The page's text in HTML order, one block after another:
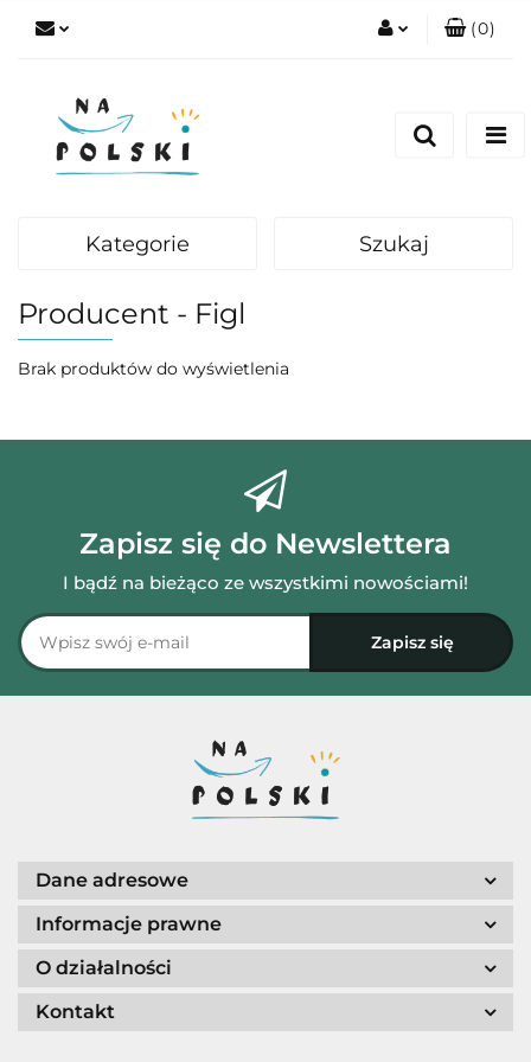
(0)
Kategorie Szukaj
Producent - Figl
Brak produktów do wyświetlenia
Zapisz się do Newslettera
I bądź na bieżąco ze wszystkimi nowościami!
Dane adresowe
Informacje prawne
O działalności
Kontakt